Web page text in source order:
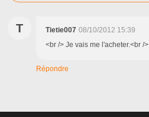
T Tietie007 08/10/2012 15:39
<br /> Je vais me l'acheter.<br />
Répondre